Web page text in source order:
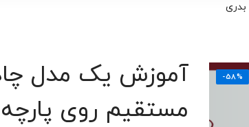
بدری
-58%
آموزش یک مدل
مستقیم روی